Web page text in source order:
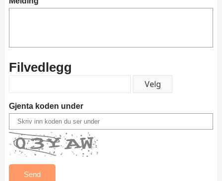
Filvedlegg
Gjenta koden under